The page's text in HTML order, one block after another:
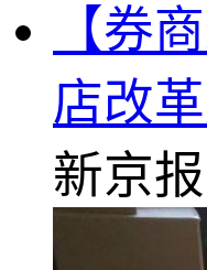
【券
店改
新京报